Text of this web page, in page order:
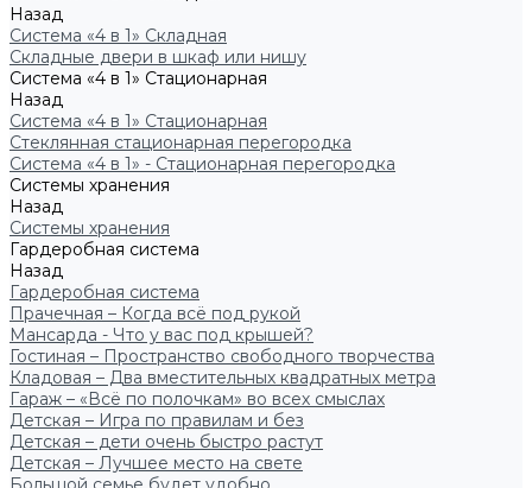
Назад
Система «4 в 1» Складная
Складные двери в шкаф или нишу
Система «4 в 1» Стационарная
Назад
Система «4 в 1» Стационарная
Стеклянная стационарная перегородка
Система «4 в 1» - Стационарная перегородка
Системы хранения
Назад
Системы хранения
Гардеробная система
Назад
Гардеробная система
Прачечная – Когда всё под рукой
Мансарда - Что у вас под крышей?
Гостиная – Пространство свободного творчества
Кладовая – Два вместительных квадратных метра
Гараж – «Всё по полочкам» во всех смыслах
Детская – Игра по правилам и без
Детская – дети очень быстро растут
Детская – Лучшее место на свете